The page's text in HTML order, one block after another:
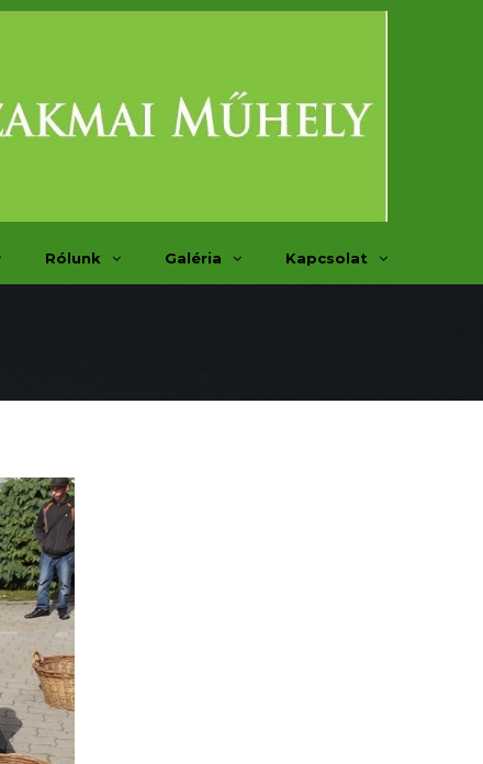
Rólunk Galéria Kapcsolat